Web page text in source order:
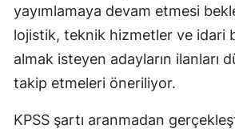
yayımlamaya devam etmesi
lojistik, teknik hizmetler ve idari
almak isteyen adayların ilanları
takip etmeleri öneriliyor.
KPSS şartı aranmadan